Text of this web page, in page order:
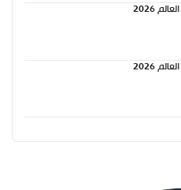
موعد مباراة العراق والنرويج في كأس العالم 2026
موعد مباراة فرنسا والسنغال في كأس العالم 2026